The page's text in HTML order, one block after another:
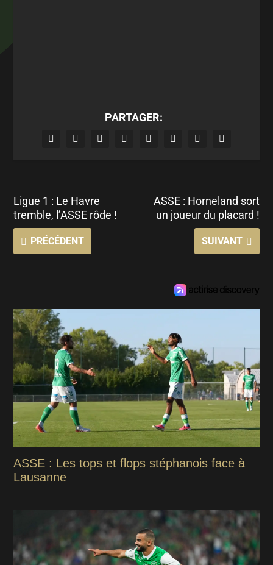
PARTAGER:
Ligue 1 : Le Havre
tremble, l’ASSE rôde !
PRÉCÉDENT
ASSE : Horneland sort
un joueur du placard !
SUIVANT
ASSE : Les tops et flops stéphanois face à
Lausanne